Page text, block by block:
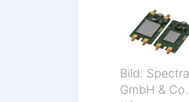
Bild: Spectra
GmbH & Co.